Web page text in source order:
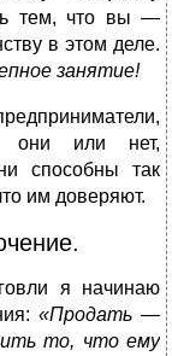
тем, что вы —
в этом деле.
занятие!
они или нет,
способны так
им доверяют.
я начинаю
«Продать —
то, что ему